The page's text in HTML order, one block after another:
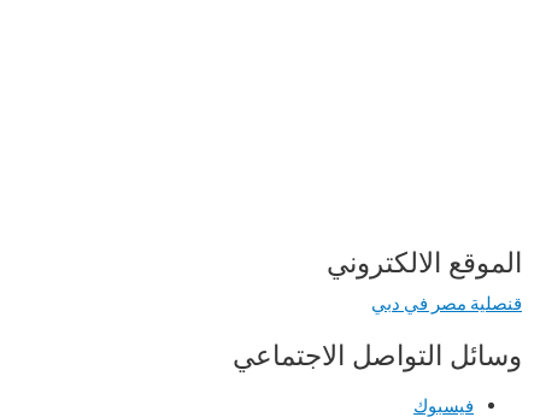
الموقع الالكتروني
قنصلية مصر في دبي
وسائل التواصل الاجتماعي
فيسبوك